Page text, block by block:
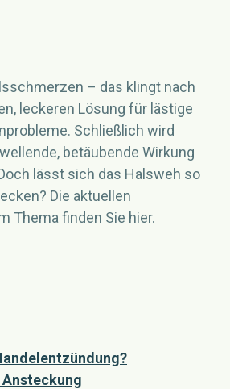
– das klingt nach
leckeren Lösung für lästige
Schließlich wird
betäubende Wirkung
lässt sich das Halsweh so
Die aktuellen
Thema finden Sie hier.
Ansteckung